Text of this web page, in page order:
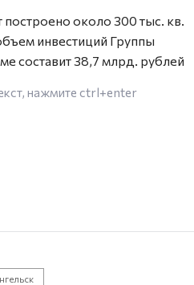
около 300 тыс. кв.
инвестиций Группы
составит 38,7 млрд. рублей
нажмите ctrl+enter